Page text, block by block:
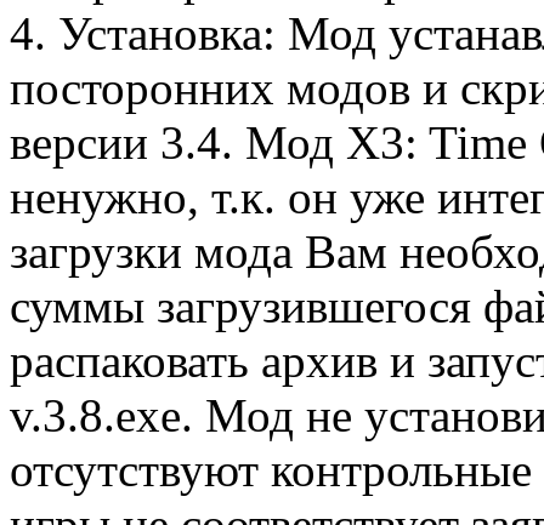
4. Установка: Мод
посторонних модов и
версии 3.4. Мод X3: Time
ненужно, т.к. он уже
загрузки мода Вам
суммы загрузившегося
распаковать архив и
v.3.8.exe. Мод не
отсутствуют